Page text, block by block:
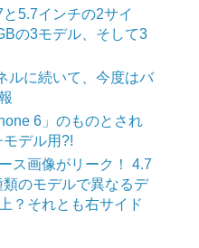
5.7インチの2サイ
の3モデル、そして3
ルに続いて、今度はバ
6」のものとされ
デル用?!
ス画像がリーク！ 4.7
のモデルで異なるデ
？それとも右サイド